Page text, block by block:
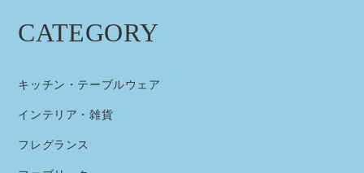
CATEGORY
キッチン・テーブルウェア
インテリア・雑貨
フレグランス